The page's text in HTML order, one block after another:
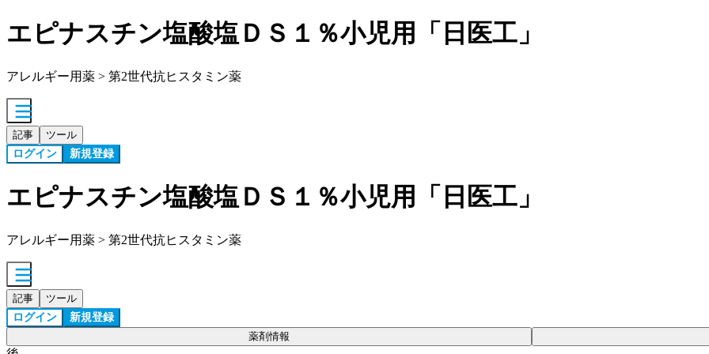
エピナスチン塩酸塩ＤＳ１％小児用「日医工」
アレルギー用薬 > 第2世代抗ヒスタミン薬
記事 ツール
ログイン 新規登録
エピナスチン塩酸塩ＤＳ１％小児用「日医工」
アレルギー用薬 > 第2世代抗ヒスタミン薬
記事 ツール
ログイン 新規登録
薬剤情報